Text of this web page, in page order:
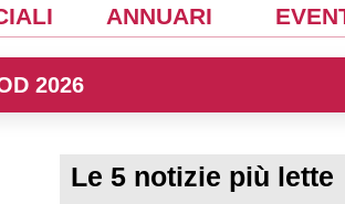
ANNUARI
2026
Le 5 notizie più lette